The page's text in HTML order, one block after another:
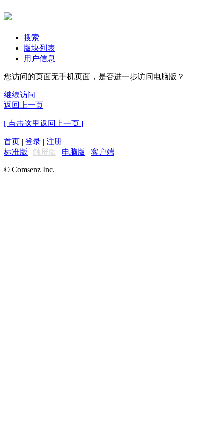
搜索
版块列表
用户信息
您访问的页面无手机页面，是否进一步访问电脑版？
继续访问
返回上一页
[ 点击这里返回上一页 ]
首页 | 登录 | 注册
标准版 | 触屏版 | 电脑版 | 客户端
© Comsenz Inc.